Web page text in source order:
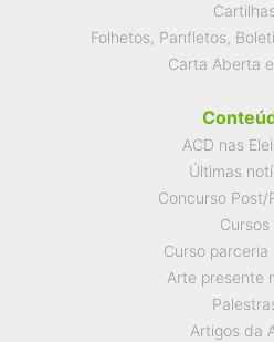
Cartilhas
Folhetos, Panfletos,
Carta Aberta
ACD nas
Últimas
Concurso Post/
Cursos
Curso parceria
Arte presente
Artigos da